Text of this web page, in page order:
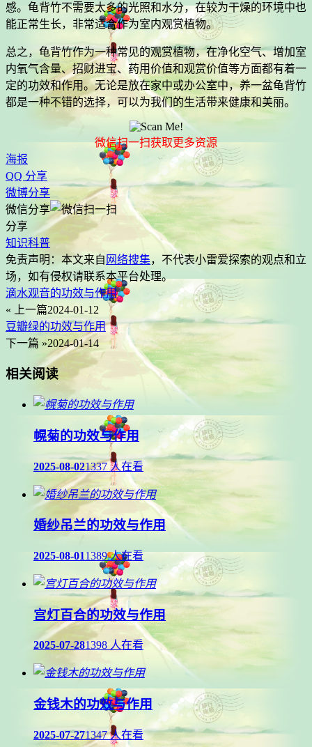
感。龟背竹不需要太多的光照和水分，在较为干燥的环境中也
能正常生长，非常适合作为室内观赏植物。
总之，龟背竹作为一种常见的观赏植物，在净化空气、增加室
内氧气含量、招财进宝、药用价值和观赏价值等方面都有着一
定的功效和作用。无论是放在家中或办公室中，养一盆龟背竹
都是一种不错的选择，可以为我们的生活带来健康和美丽。
微信扫一扫获取更多资源
海报
QQ 分享
微博分享
微信分享
分享
知识科普
免责声明：本文来自 网络搜集，不代表小雷爱探索的观点和立
场，如有侵权请联系本平台处理。
滴水观音的功效与作用
« 上一篇2024-01-12
豆瓣绿的功效与作用
下一篇 »2024-01-14
相关阅读
幌菊的功效与作用
2025-08-021337 人在看
婚纱吊兰的功效与作用
2025-08-011389 人在看
宫灯百合的功效与作用
2025-07-281398 人在看
金钱木的功效与作用
2025-07-271347 人在看